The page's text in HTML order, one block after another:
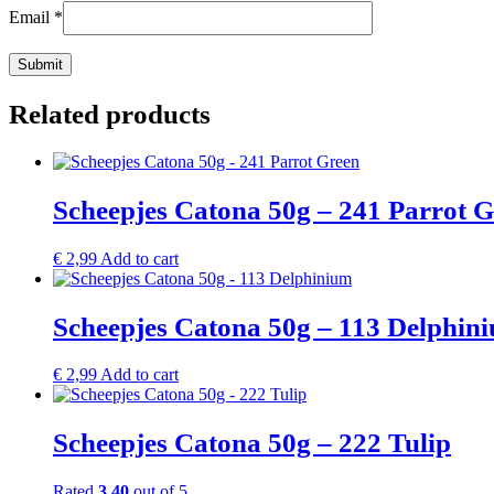
Email *
Related products
Scheepjes Catona 50g – 241 Parrot
€ 2,99 Add to cart
Scheepjes Catona 50g – 113
€ 2,99 Add to cart
Scheepjes Catona 50g – 222 Tulip